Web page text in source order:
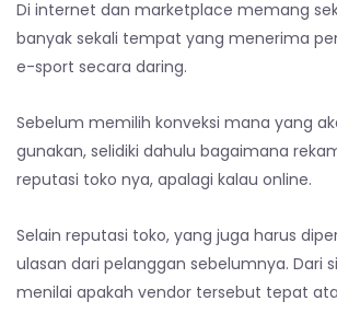
Di internet dan marketplace memang
banyak sekali tempat yang menerima
e-sport secara daring.
Sebelum memilih konveksi mana yang
gunakan, selidiki dahulu bagaimana
reputasi toko nya, apalagi kalau online.
Selain reputasi toko, yang juga harus
ulasan dari pelanggan sebelumnya. Dari
menilai apakah vendor tersebut tepat